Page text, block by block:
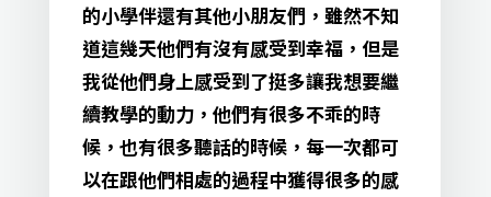
的小學伴還有其他小朋友們，雖然不知
道這幾天他們有沒有感受到幸福，但是
我從他們身上感受到了挺多讓我想要繼
續教學的動力，他們有很多不乖的時
候，也有很多聽話的時候，每一次都可
以在跟他們相處的過程中獲得很多的感